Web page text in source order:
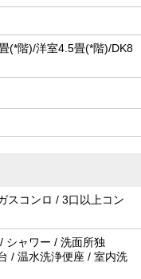
(*階)/洋室4.5畳(*階)/DK8
スコンロ / 3口以上コン
シャワー / 洗面所独
/ 温水洗浄便座 / 室内洗